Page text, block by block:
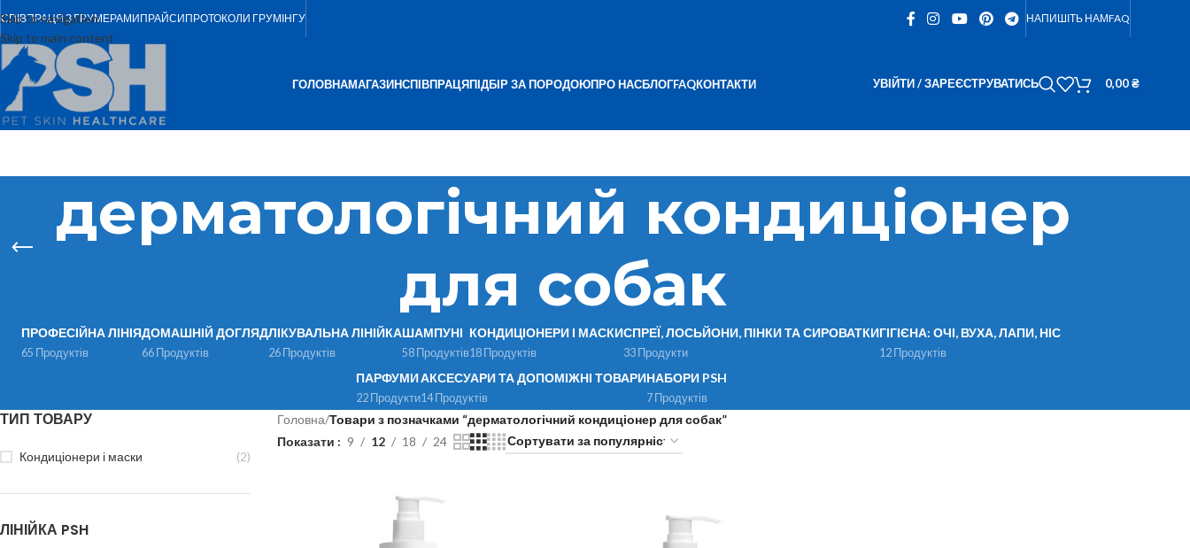
Skip to navigation
Skip to main content
СПІВПРАЦЯ З ГРУМЕРАМИПРАЙСИПРОТОКОЛИ ГРУМІНГУ НАПИШІТЬ НАМFAQ
ГОЛОВНАМАГАЗИНСПІВПРАЦЯПІДБІР ЗА ПОРОДОЮПРО НАСБЛОГFAQКОНТАКТИ УВІЙТИ / ЗАРЕЄСТРУВАТИСЬ 0,00₴
дерматологічний кондиціонер
для собак
ПРОФЕСІЙНА ЛІНІЯ
65 Продуктів
ДОМАШНІЙ ДОГЛЯД
66 Продуктів
ЛІКУВАЛЬНА ЛІНІЙКА
26 Продуктів
ШАМПУНІ
58 Продуктів
КОНДИЦІОНЕРИ І МАСКИ
18 Продуктів
СПРЕЇ, ЛОСЬЙОНИ, ПІНКИ ТА СИРОВАТКИ
33 Продукти
ГІГІЄНА: ОЧІ, ВУХА, ЛАПИ, НІС
12 Продуктів
ПАРФУМИ
22 Продукти
АКСЕСУАРИ ТА ДОПОМІЖНІ ТОВАРИ
14 Продуктів
НАБОРИ PSH
7 Продуктів
ТИП ТОВАРУ
Кондиціонери і маски (2)
ЛІНІЙКА PSH
Головна/Товари з позначками “дерматологічний кондиціонер для собак”
Показати
9 12 18 24